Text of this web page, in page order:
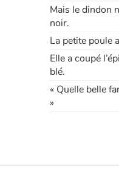
Mais le dindon
noir.
La petite poule
Elle a coupé
blé.
« Quelle belle
»